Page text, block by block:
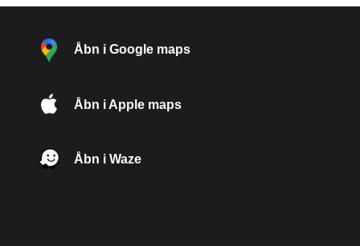
Åbn i Google maps
Åbn i Apple maps
Åbn i Waze